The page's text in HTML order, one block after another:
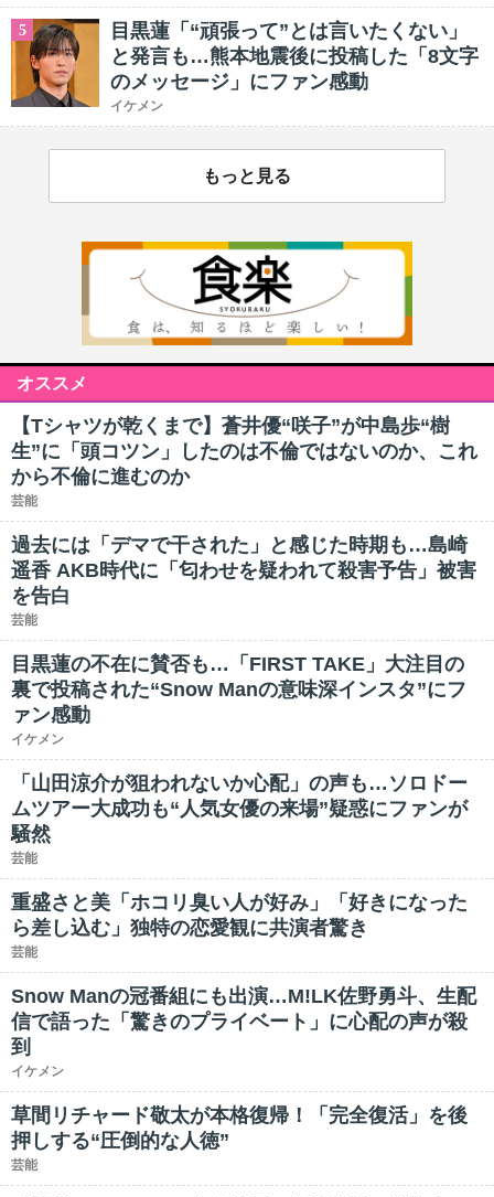
5
目黒蓮「“頑張って”とは言いたくない」
と発言も…熊本地震後に投稿した「8文字
のメッセージ」にファン感動
イケメン
もっと見る
オススメ
【Tシャツが乾くまで】蒼井優“咲子”が中島歩“樹
生”に「頭コツン」したのは不倫ではないのか、これ
から不倫に進むのか
芸能
過去には「デマで干された」と感じた時期も…島崎
遥香 AKB時代に「匂わせを疑われて殺害予告」被害
を告白
芸能
目黒蓮の不在に賛否も…「FIRST TAKE」大注目の
裏で投稿された“Snow Manの意味深インスタ”にフ
ァン感動
イケメン
「山田涼介が狙われないか心配」の声も…ソロドー
ムツアー大成功も“人気女優の来場”疑惑にファンが
騒然
芸能
重盛さと美「ホコリ臭い人が好み」「好きになった
ら差し込む」独特の恋愛観に共演者驚き
芸能
Snow Manの冠番組にも出演…M!LK佐野勇斗、生配
信で語った「驚きのプライベート」に心配の声が殺
到
イケメン
草間リチャード敬太が本格復帰！「完全復活」を後
押しする“圧倒的な人徳”
芸能